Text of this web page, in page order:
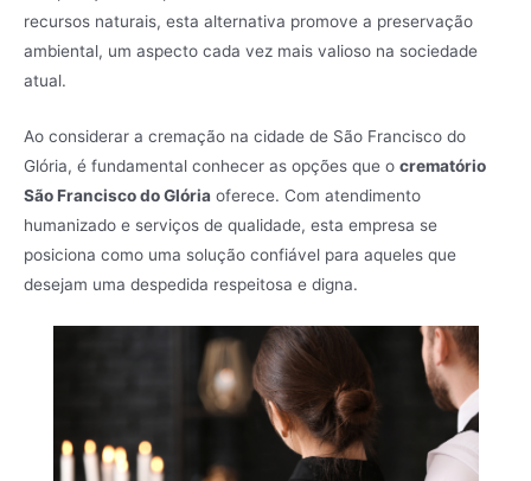
recursos naturais, esta alternativa promove a preservação
ambiental, um aspecto cada vez mais valioso na sociedade
atual.
Ao considerar a cremação na cidade de São Francisco do
Glória, é fundamental conhecer as opções que o crematório
São Francisco do Glória oferece. Com atendimento
humanizado e serviços de qualidade, esta empresa se
posiciona como uma solução confiável para aqueles que
desejam uma despedida respeitosa e digna.